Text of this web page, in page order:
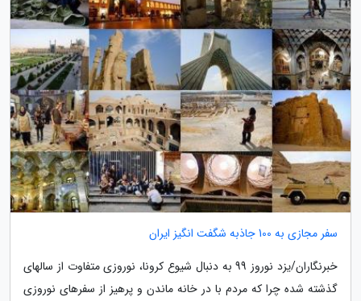
سفر مجازی به 100 جاذبه شگفت انگیز ایران
خبرنگاران/یزد نوروز 99 به دنبال شیوع کرونا، نوروزی متفاوت از سالهای
گذشته شده چرا که مردم با در خانه ماندن و پرهیز از سفرهای نوروزی